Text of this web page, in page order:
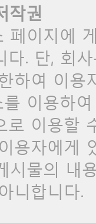
작권
페이지에
다. 단, 회
하여 이
이용하
로 이용할
용자에게
시물의 내
니합니다.